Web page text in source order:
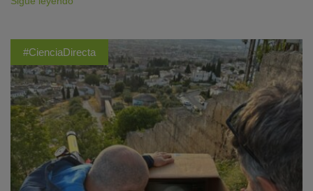
#CienciaDirecta